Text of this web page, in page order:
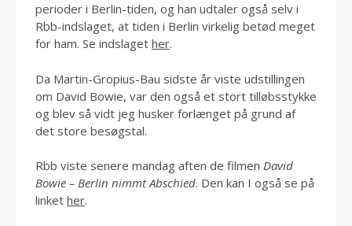
perioder i Berlin-tiden, og han udtaler også selv i
Rbb-indslaget, at tiden i Berlin virkelig betød meget
for ham. Se indslaget her.
Da Martin-Gropius-Bau sidste år viste udstillingen
om David Bowie, var den også et stort tilløbsstykke
og blev så vidt jeg husker forlænget på grund af
det store besøgstal.
Rbb viste senere mandag aften de filmen David
Bowie – Berlin nimmt Abschied. Den kan I også se på
linket her.